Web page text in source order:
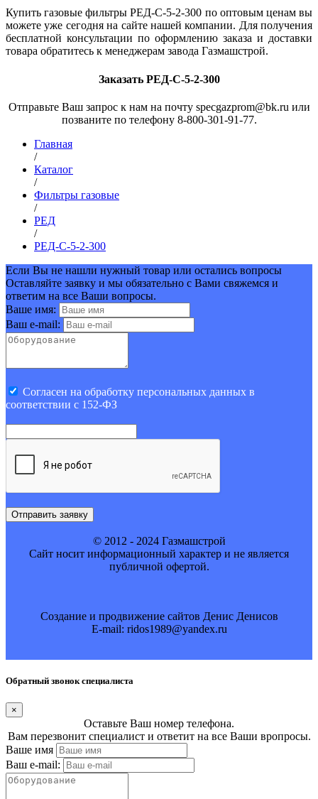
Купить газовые фильтры РЕД-С-5-2-300 по оптовым ценам вы
можете уже сегодня на сайте нашей компании. Для получения
бесплатной консультации по оформлению заказа и доставки
товара обратитесь к менеджерам завода Газмашстрой.
Заказать РЕД-С-5-2-300
Отправьте Ваш запрос к нам на почту specgazprom@bk.ru или
позваните по телефону 8-800-301-91-77.
Главная
/
Каталог
/
Фильтры газовые
/
РЕД
/
РЕД-С-5-2-300
Если Вы не нашли нужный товар или остались вопросы
Оставляйте заявку и мы обязательно с Вами свяжемся и
ответим на все Ваши вопросы.
Ваше имя:
Ваш e-mail:
Cогласен на обработку персональных данных в
соответствии с 152-ФЗ
Отправить заявку
© 2012 - 2024 Газмашстрой
Cайт носит информационный характер и не является
публичной офертой.
Создание и продвижение сайтов Денис Денисов
E-mail: ridos1989@yandex.ru
Обратный звонок специалиста
×
Оставьте Ваш номер телефона.
Вам перезвонит специалист и ответит на все Ваши вропросы.
Ваше имя
Ваш e-mail: